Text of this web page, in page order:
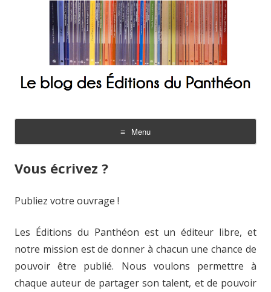
Menu
Aller
contenu
Vous écrivez ?
Publiez votre ouvrage !
Les Éditions du Panthéon est un éditeur libre, et
notre mission est de donner à chacun une chance de
pouvoir être publié. Nous voulons permettre à
chaque auteur de partager son talent, et de pouvoir